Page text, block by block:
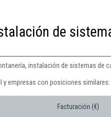
de
instalación de sistemas de
y empresas con posiciones similares:
Facturación (€)